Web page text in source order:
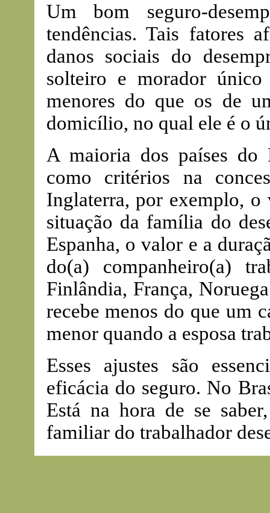
Um bom seguro-
tendências. Tais fatores
danos sociais do
solteiro e morador
menores do que os de
domicílio, no qual ele é o
A maioria dos países do
como critérios na
Inglaterra, por exemplo,
situação da família do
Espanha, o valor e a
do(a) companheiro(a)
Finlândia, França,
recebe menos do que um
menor quando a esposa
Esses ajustes são
eficácia do seguro. No
Está na hora de se
familiar do trabalhador